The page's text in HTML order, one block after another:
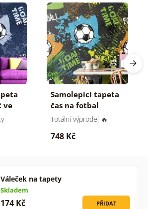
ve
Samolepící tapeta
čas na fotbal
Totální výprodej 🔥
748 Kč
Váleček na tapety
Skladem
174 Kč PŘIDAT